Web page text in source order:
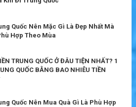
Quốc Nên Mặc Gì Là Đẹp Nhất Mà
Hợp Theo Mùa
TRUNG QUỐC Ở ĐÂU TIỆN NHẤT? 1
QUỐC BẰNG BAO NHIÊU TIỀN
Quốc Nên Mua Quà Gì Là Phù Hợp